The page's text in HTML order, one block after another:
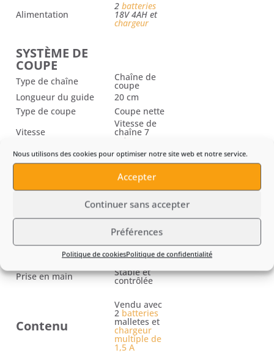
Nous utilisons des cookies pour optimiser notre site web et notre service.
Accepter
Continuer sans accepter
Préférences
Politique de cookiesPolitique de confidentialité
Alimentation
2 batteries
18V 4AH et
chargeur
SYSTÈME DE
COUPE
Type de chaîne Chaîne de
coupe
Longueur du guide
20 cm
Type de coupe
Coupe nette
Vitesse
Vitesse de
chaîne 7
m/s
CONFORT &
Format
Compact
Élevée
Utilisation sans fil
Oui
SÉCURITÉ
Utilisation sécurisée
Oui
Prise en main
Stable et
contrôlée
Contenu
Vendu avec
2 batteries
malletes et
chargeur
multiple de
1,5 A